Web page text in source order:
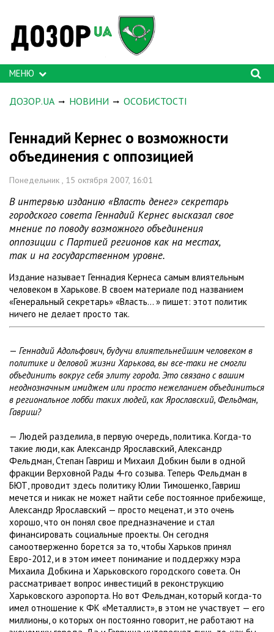
МЕНЮ
ДОЗОР.UA НОВИНИ ОСОБИСТОСТІ
Геннадий Кернес о возможности
объединения с оппозицией
Понедельник , 15 октября 2007, 16:01
В интервью изданию «Власть денег» секретарь
городского совета Геннадий Кернес высказал свое
мнение по поводу возможного объединения
оппозиции с Партией регионов как на местах,
так и на государственном уровне.
Издание называет Геннадия Кернеса самым влиятельным
человеком в Харькове. В своем материале под названием
«Генеральный секретарь» «Власть… » пишет: этот политик
ничего не делает просто так.
— Геннадий Адольфович, будучи влиятельнейшим человеком в
политике и деловой жизни Харькова, вы все-таки не смогли
объединить вокруг себя элиту города. Это связано с вашим
неоднозначным имиджем или просто нежеланием объединиться
в региональное лобби таких людей, как Ярославский, Фельдман,
Гавриш?
— Людей разделила, в первую очередь, политика. Когда-то
такие люди, как Александр Ярославский, Александр
Фельдман, Степан Гавриш и Михаил Добкин были в одной
фракции Верховной Рады 4-го созыва. Теперь Фельдман в
БЮТ, проводит здесь политику Юлии Тимошенко, Гавриш
мечется и никак не может найти себе постоянное прибежище,
Александр Ярославский — просто меценат, и это очень
хорошо, что он понял свое предназначение и стал
финансировать социальные проекты. Он сегодня
самоотверженно борется за то, чтобы Харьков принял
Евро-2012, и в этом имеет понимание и поддержку мэра
Михаила Добкина и Харьковского городского совета. Он
рассматривает вопрос инвестиций в реконструкцию
Харьковского аэропорта. Но вот Фельдман, который когда-то
имел отношение к ФК «Металлист», в этом не участвует — его
миллионы, о которых он постоянно говорит, не работают на